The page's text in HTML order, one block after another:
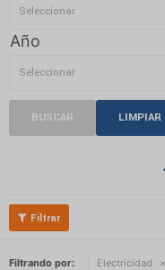
Año
BUSCAR LIMPIAR
Filtrando por: Electricidad